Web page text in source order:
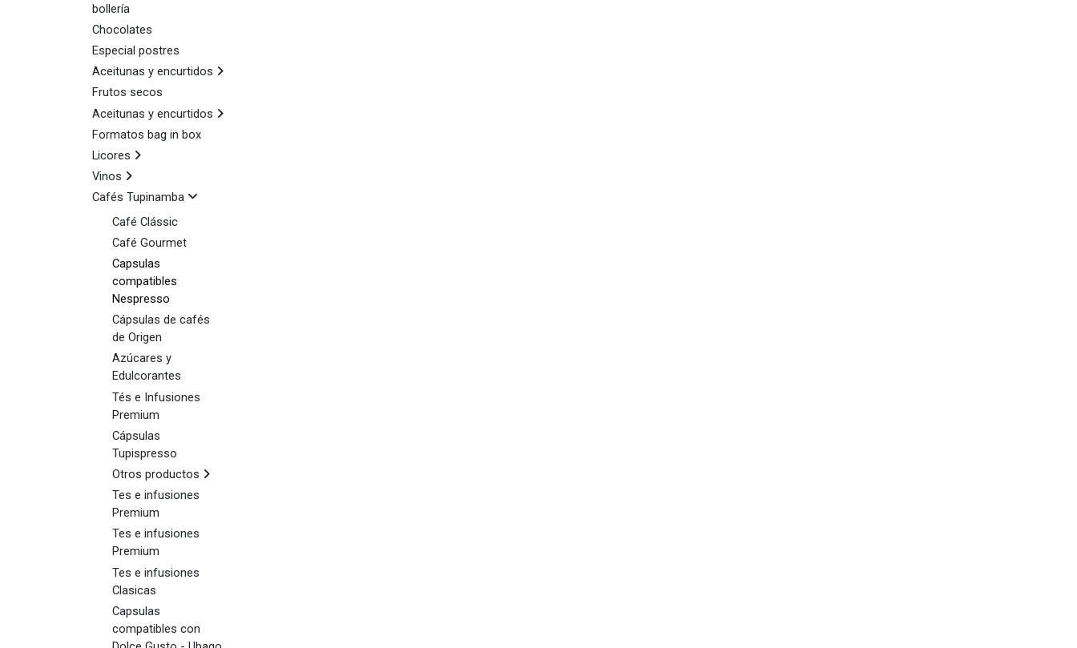
bollería
Chocolates
Especial postres
Aceitunas y encurtidos
Frutos secos
Aceitunas y encurtidos
Formatos bag in box
Licores
Vinos
Cafés Tupinamba
Café Clássic
Café Gourmet
Capsulas
compatibles
Nespresso
Cápsulas de cafés
de Origen
Azúcares y
Edulcorantes
Tés e Infusiones
Premium
Cápsulas
Tupispresso
Otros productos
Tes e infusiones
Premium
Tes e infusiones
Premium
Tes e infusiones
Clasicas
Capsulas
compatibles con